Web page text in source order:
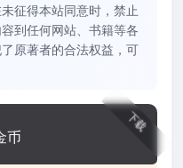
征得本站同意时，禁止
到任何网站、书籍等各
原著者的合法权益，可
下载
币